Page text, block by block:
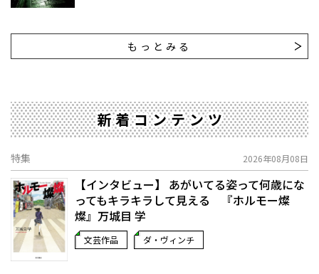
もっとみる
新着コンテンツ
特集 2026年08月08日
【インタビュー】 あがいてる姿って何歳にな
ってもキラキラして見える 『ホルモー燦
燦』万城目 学
文芸作品 ダ・ヴィンチ